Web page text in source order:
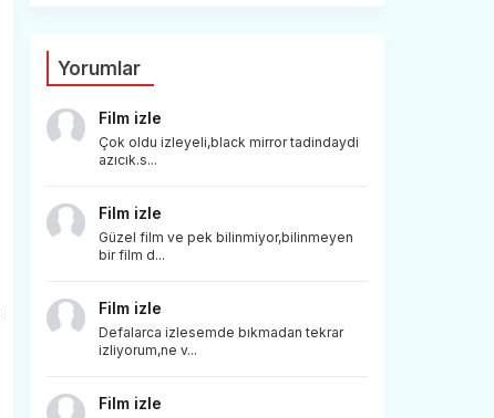
Yorumlar
Film izle
Çok oldu izleyeli,black mirror tadindaydi
azıcık.s...
Film izle
Güzel film ve pek bilinmiyor,bilinmeyen
bir film d...
Film izle
Defalarca izlesemde bıkmadan tekrar
izliyorum,ne v...
Film izle